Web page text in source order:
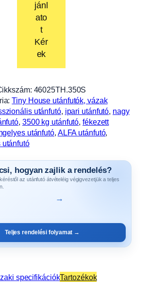
jánl
ato
t
Kér
ek
46025TH.350S
Tiny House utánfutók, vázak
utánfutó, ipari utánfutó nagy
3500 kg utánfutó , fékezett
utánfutó, ALFA utánfutó
utánfutó
hogyan zajlik a rendelés?
az utánfutó átvételéig végigvezetjük a teljes
→
Teljes rendelési folyamat →
specifikációkTartozékok